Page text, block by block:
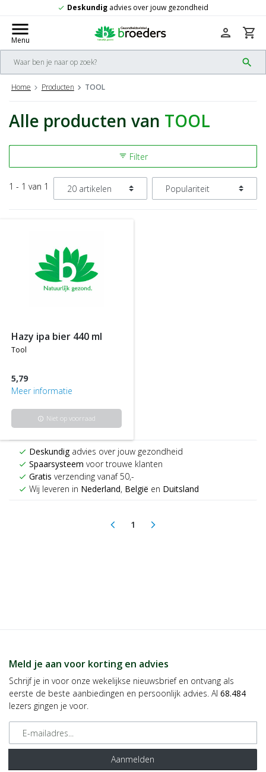
advies over jouw gezondheid
menu
Menu
search
person shopping_cart
Home Producten TOOL
Alle producten van TOOL
filter_list Filter
1 - 1 van 1
hazy ipa bier 440 ml
tool
5,79
Meer informatie
info Niet op voorraad
check Deskundigadvies over jouw gezondheid
check Spaarsysteem voor trouwe klanten
check Gratis verzending vanaf 50,-
check Wij leveren in Nederland, België en Duitsland
arrow_back_ios 1(current)
arrow_forward_ios
Meld je aan voor korting en advies
Schrijf je in voor onze wekelijkse nieuwsbrief en ontvang als
eerste de beste aanbiedingen en persoonlijk advies. Al 68.484
lezers gingen je voor.
E-mailadres
Aanmelden